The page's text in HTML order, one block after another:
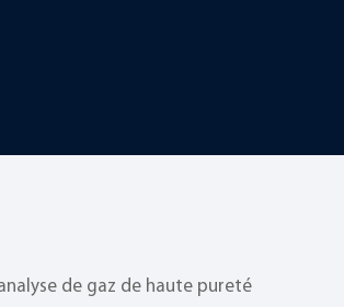
de gaz de haute pureté